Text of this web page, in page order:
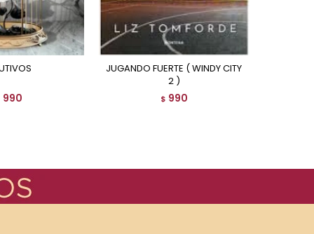
990
JUGANDO FUERTE ( WINDY CITY
2 )
$ 990